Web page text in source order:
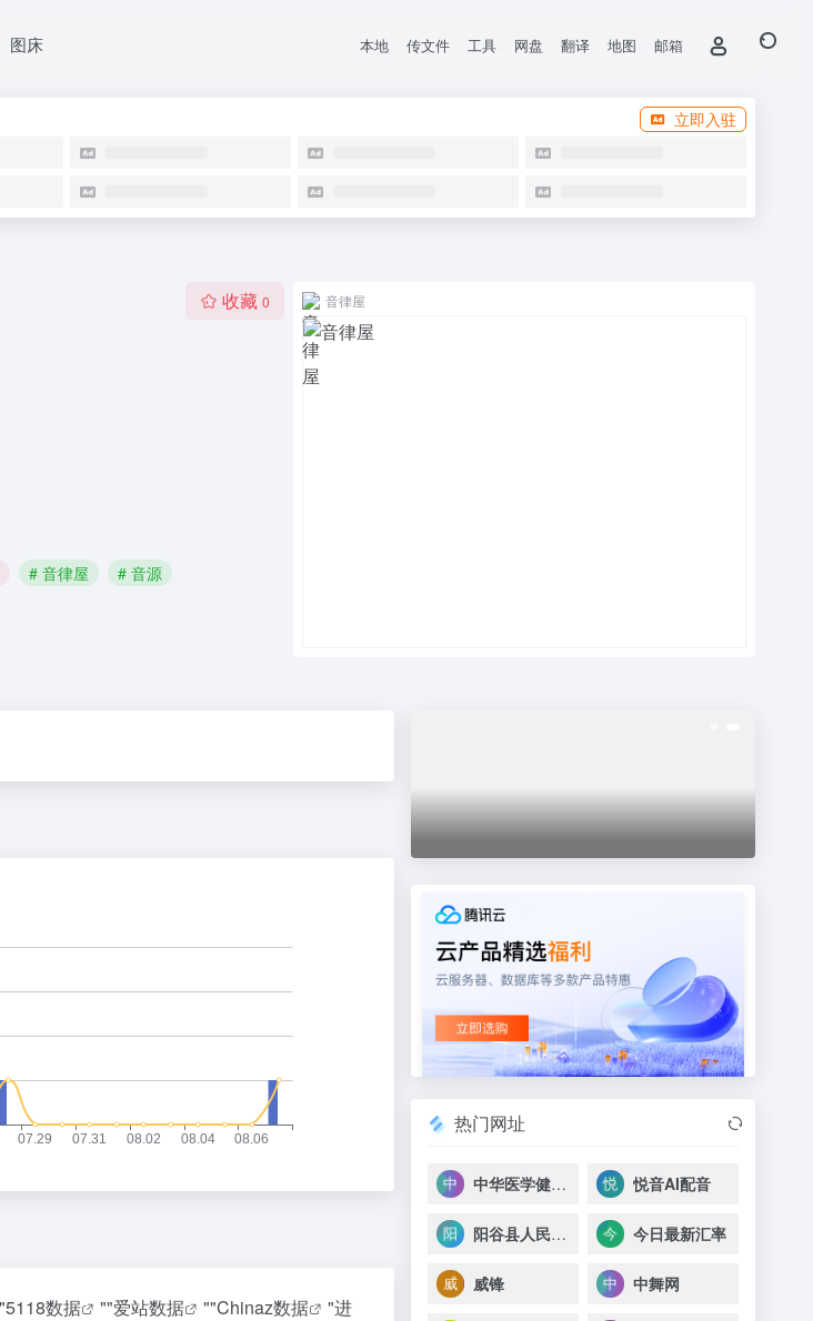
图床 本地 传文件 工具 网盘 翻译 地图 邮箱
立即入驻
收藏 0
# 音律屋 # 音源
音律屋
5118数据 ""爱站数据 ""Chinaz数据
"进
热门网址
中华医学健康科普知识库 悦音AI配音
阳谷县人民政府 今日最新汇率
威锋 中舞网